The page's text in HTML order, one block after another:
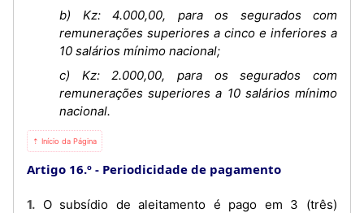
b) Kz: 4.000,00, para os segurados com
remunerações superiores a cinco e inferiores a
10 salários mínimo nacional;
c) Kz: 2.000,00, para os segurados com
remunerações superiores a 10 salários mínimo
nacional.
⇡ Início da Página
Artigo 16.º Periodicidade de pagamento
1. O subsídio de aleitamento é pago em 3 (três)